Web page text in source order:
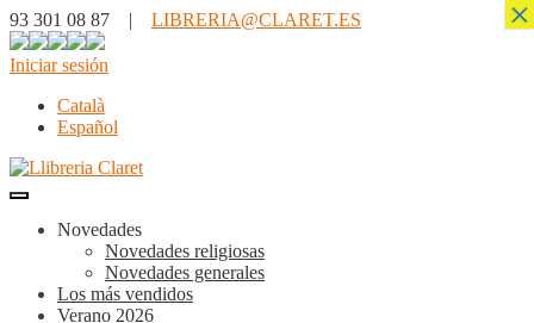
93 301 08 87 | LIBRERIA@CLARET.ES
Iniciar sesión
Català
Español
Novedades
Novedades religiosas
Novedades generales
Los más vendidos
Verano 2026
×